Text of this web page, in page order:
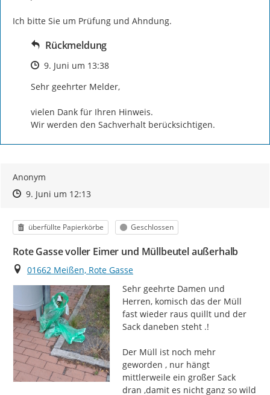
Ich bitte Sie um Prüfung und Ahndung.
Rückmeldung
Zeitpunkt des Erstellens
9. Juni um 13:38
Sehr geehrter Melder,
vielen Dank für Ihren Hinweis.
Wir werden den Sachverhalt berücksichtigen.
Anonym
Zeitpunkt des Erstellens
Zeitpunkt des Erstellens
9. Juni um 12:13Zur Äußerung
Kategorie
überfüllte Papierkörbe Status
Geschlossen
Rote Gasse voller Eimer und Müllbeutel außerhalb
Ort
01662 Meißen, Rote Gasse
Sehr geehrte Damen und
Herren, komisch das der Müll
fast wieder raus quillt und der
Sack daneben steht .!
Der Müll ist noch mehr
geworden , nur hängt
mittlerweile ein großer Sack
dran ,damit es nicht ganz so wild